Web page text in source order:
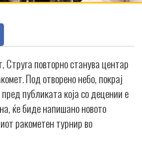
Струга повторно станува центар
Под отворено небо, покрај
публиката која со децении е
ќе биде напишано новото
ракометен турнир во